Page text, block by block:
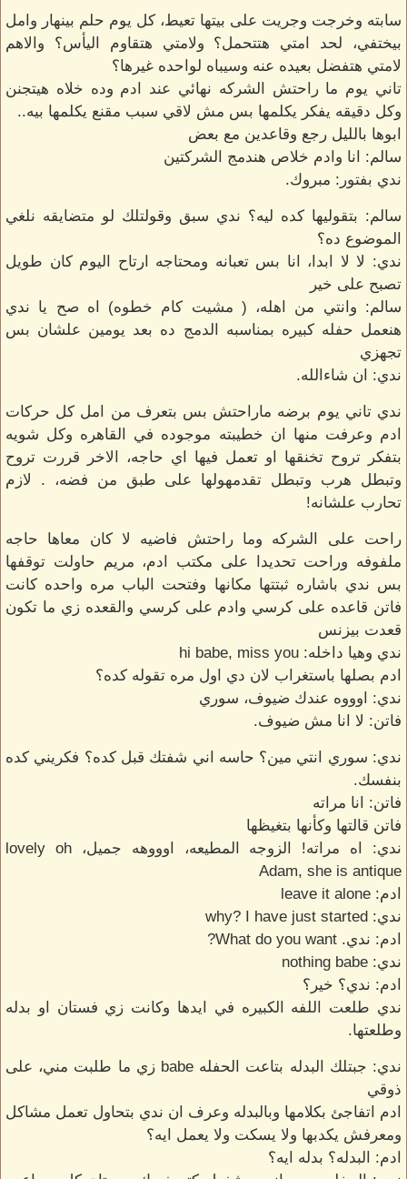
سابته وخرجت وجريت على بيتها تعيط، كل يوم حلم بينهار وامل
بيختفي، لحد امتي هتتحمل؟ ولامتي هتقاوم اليأس؟ والاهم
لامتي هتفضل بعيده عنه وسيباه لواحده غيرها؟
تاني يوم ما راحتش الشركه نهائي عند ادم وده خلاه هيتجنن
وكل دقيقه يفكر يكلمها بس مش لاقي سبب مقنع يكلمها بيه..
ابوها بالليل رجع وقاعدين مع بعض
سالم: انا وادم خلاص هندمج الشركتين
ندي بفتور: مبروك.
سالم: بتقوليها كده ليه؟ ندي سبق وقولتلك لو متضايقه نلغي
الموضوع ده؟
ندي: لا لا ابدا، انا بس تعبانه ومحتاجه ارتاح اليوم كان طويل
تصبح على خير
سالم: وانتي من اهله، ( مشيت كام خطوه) اه صح يا ندي
هنعمل حفله كبيره بمناسبه الدمج ده بعد يومين علشان بس
تجهزي
ندي: ان شاءالله.
ندي تاني يوم برضه ماراحتش بس بتعرف من امل كل حركات
ادم وعرفت منها ان خطيبته موجوده في القاهره وكل شويه
بتفكر تروح تخنقها او تعمل فيها اي حاجه، الاخر قررت تروح
وتبطل هرب وتبطل تقدمهولها على طبق من فضه، . لازم
تحارب علشانه!
راحت على الشركه وما راحتش فاضيه لا كان معاها حاجه
ملفوفه وراحت تحديدا على مكتب ادم، مريم حاولت توقفها
بس ندي باشاره ثبتتها مكانها وفتحت الباب مره واحده كانت
فاتن قاعده على كرسي وادم على كرسي والقعده زي ما تكون
قعدت بيزنس
ندي وهيا داخله: hi babe, miss you
ادم بصلها باستغراب لان دي اول مره تقوله كده؟
ندي: اوووه عندك ضيوف، سوري
فاتن: لا انا مش ضيوف.
ندي: سوري انتي مين؟ حاسه اني شفتك قبل كده؟ فكريني كده
بنفسك.
فاتن: انا مراته
فاتن قالتها وكأنها بتغيظها
ندي: اه مراته! الزوجه المطيعه، اوووهه جميل، lovely oh
Adam, she is antique
ادم: leave it alone
ندي: why? I have just started
ادم: ندي. What do you want?
ندي: nothing babe
ادم: ندي؟ خير؟
ندي طلعت اللفه الكبيره في ايدها وكانت زي فستان او بدله
وطلعتها.
ندي: جبتلك البدله بتاعت الحفله babe زي ما طلبت مني، على
ذوقي
ادم اتفاجئ بكلامها وبالبدله وعرف ان ندي بتحاول تعمل مشاكل
ومعرفش يكدبها ولا يسكت ولا يعمل ايه؟
ادم: البدله؟ بدله ايه؟